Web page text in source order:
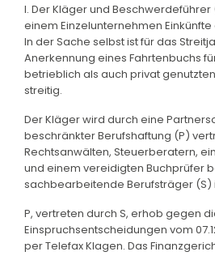
I. Der Kläger und
einem Einzelunternehmen
In der Sache selbst ist für das
Anerkennung eines Fahrtenbuchs
betrieblich als auch privat
streitig.
Der Kläger wird durch eine
beschränkter Berufshaftung (P)
Rechtsanwälten, Steuerberatern,
und einem vereidigten Buchprüfer
sachbearbeitende Berufsträger (S)
P, vertreten durch S, erhob gegen
Einspruchsentscheidungen vom
per Telefax Klagen. Das